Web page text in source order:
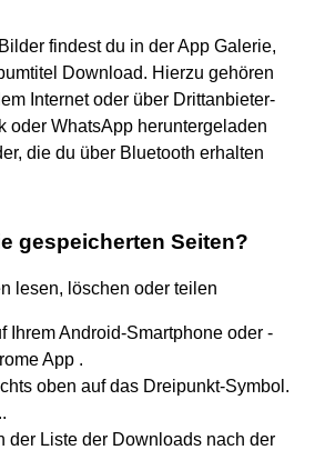
findest du in der App Galerie,
Download. Hierzu gehören
Internet oder über Drittanbieter-
oder WhatsApp heruntergeladen
die du über Bluetooth erhalten
gespeicherten Seiten?
lesen, löschen oder teilen
Ihrem Android-Smartphone oder -
App .
oben auf das Dreipunkt-Symbol.
der Liste der Downloads nach der